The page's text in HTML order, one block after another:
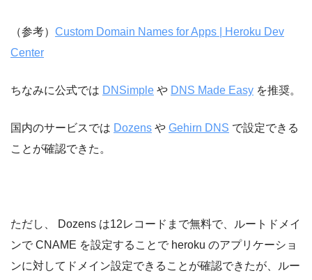
（参考） Custom Domain Names for Apps | Heroku Dev
Center
ちなみに公式では DNSimple や DNS Made Easy を推奨。
国内のサービスでは Dozens や Gehirn DNS で設定できる
ことが確認できた。
ただし、 Dozens は12レコードまで無料で、ルートドメイ
ンで CNAME を設定することで heroku のアプリケーショ
ンに対してドメイン設定できることが確認できたが、ルー